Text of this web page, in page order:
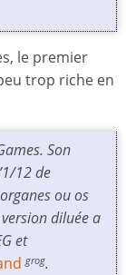
le premier
trop riche en
Son
12 de
ou os
diluée a
et
grog.